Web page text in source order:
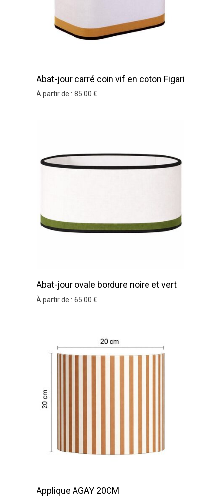
Abat-jour carré coin vif en coton Figari
25x25x20
À partir de : 85 .00 €
Abat-jour ovale bordure noire et vert
olive 25 cm hauteur 18 cm
À partir de : 65 .00 €
Applique AGAY 20CM